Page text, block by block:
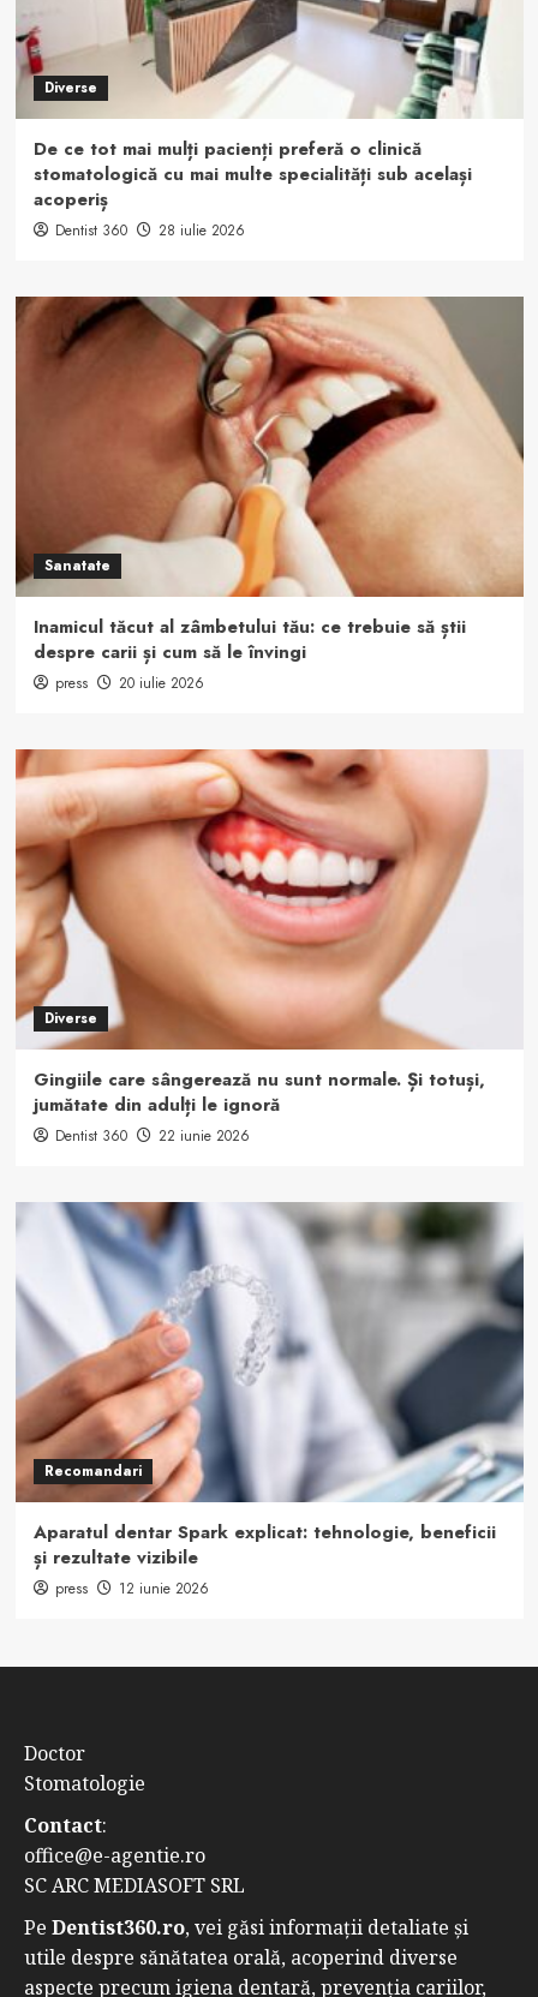
Diverse
De ce tot mai mulți pacienți preferă o clinică
stomatologică cu mai multe specialități sub același
acoperiș
Dentist 360 28 iulie 2026
Sanatate
Inamicul tăcut al zâmbetului tău: ce trebuie să știi
despre carii și cum să le învingi
press 20 iulie 2026
Diverse
Gingiile care sângerează nu sunt normale. Și totuși,
jumătate din adulți le ignoră
Dentist 360 22 iunie 2026
Recomandari
Aparatul dentar Spark explicat: tehnologie, beneficii
și rezultate vizibile
press 12 iunie 2026
Doctor
Stomatologie
Contact:
office@e-agentie.ro
SC ARC MEDIASOFT SRL
Pe Dentist360.ro, vei găsi informații detaliate și
utile despre sănătatea orală, acoperind diverse
aspecte precum igiena dentară, prevenția cariilor,